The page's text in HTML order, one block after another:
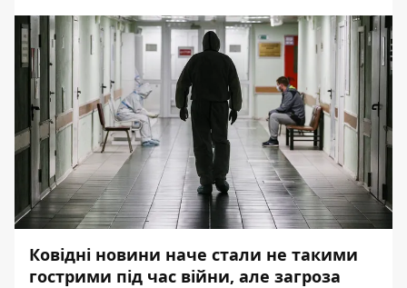
Ковідні новини наче стали не такими
гострими під час війни, але загроза